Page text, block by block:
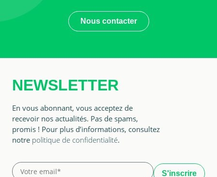
Nous contacter
NEWSLETTER
En vous abonnant, vous acceptez de
recevoir nos actualités. Pas de spams,
promis ! Pour plus d’informations, consultez
notre politique de confidentialité.